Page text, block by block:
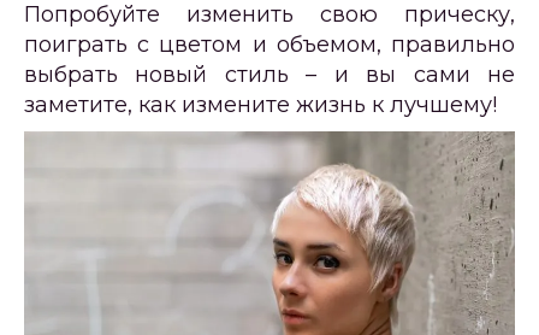
Попробуйте изменить свою прическу,
поиграть с цветом и объемом, правильно
выбрать новый стиль – и вы сами не
заметите, как измените жизнь к лучшему!